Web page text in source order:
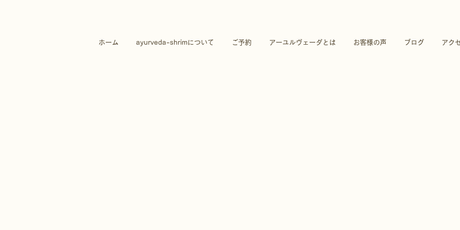
ホーム ayurveda-shrimについて ご予約 アーユルヴェーダとは お客様の声 ブログ アク